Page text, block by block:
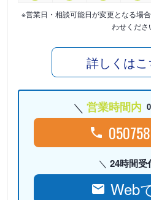
※営業日・相談可能日が変更となる場
わせくださ
詳しくはこ
営業時間内
24時間受
Web